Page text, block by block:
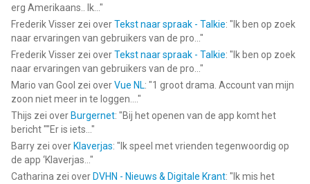
erg Amerikaans.. Ik... "
Frederik Visser zei overTekst naar spraak - Talkie: " Ik ben op zoek
naar ervaringen van gebruikers van de pro... "
Frederik Visser zei overTekst naar spraak - Talkie: " Ik ben op zoek
naar ervaringen van gebruikers van de pro... "
Mario van Gool zei overVue NL: "1 groot drama. Account van mijn
zoon niet meer in te loggen.... "
Thijs zei over Burgernet: "Bij het openen van de app komt het
bericht ""Er is iets... "
Barry zei over Klaverjas: " Ik speel met vrienden tegenwoordig op
de app ‘Klaverjas... "
Catharina zei over DVHN - Nieuws & Digitale Krant: " Ik mis het